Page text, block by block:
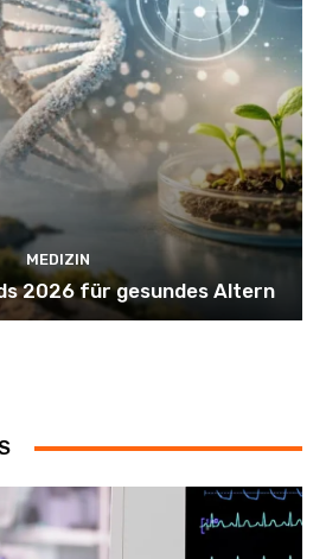
MEDIZIN
2026 für gesundes Altern